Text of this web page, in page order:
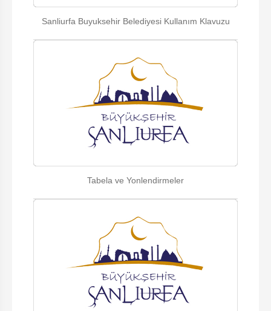
Sanliurfa Buyuksehir Belediyesi Kullanım Klavuzu
Tabela ve Yonlendirmeler